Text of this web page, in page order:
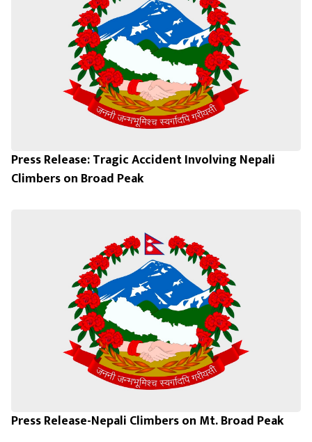
Press Release: Tragic Accident Involving Nepali
Climbers on Broad Peak
Press Release-Nepali Climbers on Mt. Broad Peak